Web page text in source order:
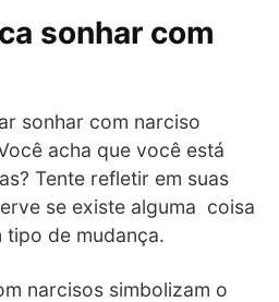
sonhar com
sonhar com narciso
acha que você está
Tente refletir em suas
se existe alguma coisa
tipo de mudança.
narcisos simbolizam o